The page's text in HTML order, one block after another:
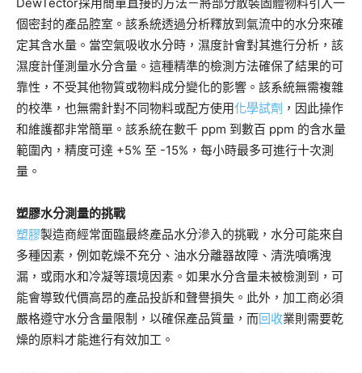
個密封的產品腔室。該系統透過分析釋放到氣流中的水分來確
定其含水量。當空氣吸收水分時，濕度計會對其進行分析，該
濕度計僅測量水分含量。這種精準的檢測方法確保了結果的可
靠性，不受其他物質或物料成分變化的影響。該系統無需複雜
的校準，也無需針對不同物料或配方使用化學試劑 ，因此操作
和維護都非常簡單。該系統在數千 ppm 到數百 ppm 的含水量
範圍內，精度可達 +5% 至 -15%，每小時最多可進行十次測
量。
塑膠水分測量的挑戰
塑膠製造商經常面臨最終產品水分滲入的挑戰，水分可能來自
多種因素，例如乾燥不充分、油水分離器故障、清洗噴嘴洩
漏，或雨水和冷凝等環境因素。如果水分含量未被檢測到，可
能會導致代價高昂的產品投訴和聲譽損失。此外，加工商必須
嚴格遵守水分含量限制，以確保產品質量，而回收業則需要乾
燥的原料才能進行有效加工。